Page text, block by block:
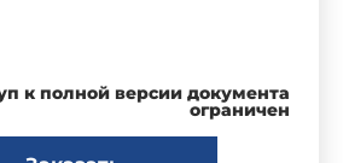
агентства по
регулированию и метрологии от
к полной версии документа
ограничен